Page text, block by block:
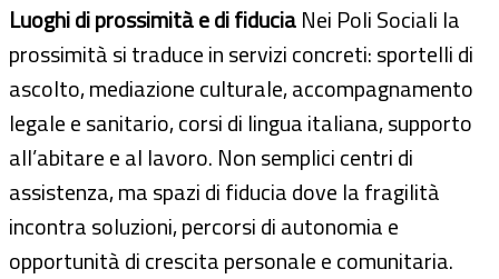
Luoghi di prossimità e di fiduciaNei Poli Sociali la
prossimità si traduce in servizi concreti: sportelli di
ascolto, mediazione culturale, accompagnamento
legale e sanitario, corsi di lingua italiana, supporto
all’abitare e al lavoro. Non semplici centri di
assistenza, ma spazi di fiducia dove la fragilità
incontra soluzioni, percorsi di autonomia e
opportunità di crescita personale e comunitaria.